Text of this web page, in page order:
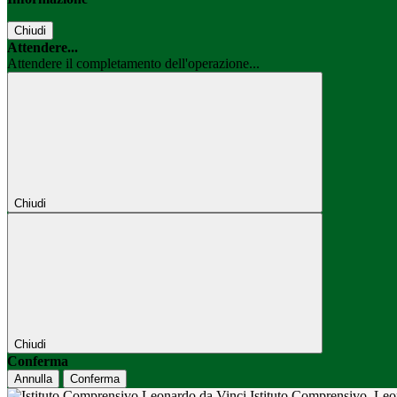
Chiudi
Attendere...
Attendere il completamento dell'operazione...
Chiudi
Chiudi
Conferma
Annulla Conferma